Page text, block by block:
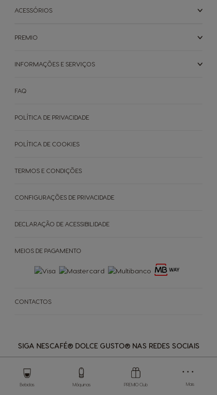
Bebidas Máquinas PREMIO Club Mais
ACESSÓRIOS
PREMIO
INFORMAÇÕES E SERVIÇOS
SIGA NESCAFÉ® DOLCE GUSTO® NAS REDES SOCIAIS
MEIOS DE PAGAMENTO
CONTACTOS
FAQ
POLÍTICA DE PRIVACIDADE
POLÍTICA DE COOKIES
TERMOS E CONDIÇÕES
CONFIGURAÇÕES DE PRIVACIDADE
DECLARAÇÃO DE ACESSIBILIDADE